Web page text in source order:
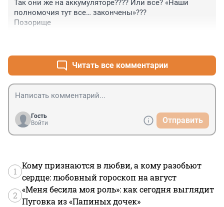
Так они же на аккумуляторе???? Или все? «Наши
полномочия тут все… закончены»???
Позорище
Читать все комментарии
Гость
Войти
Отправить
1
Кому признаются в любви, а кому разобьют
сердце: любовный гороскоп на август
2
«Меня бесила моя роль»: как сегодня выглядит
Пуговка из «Папиных дочек»